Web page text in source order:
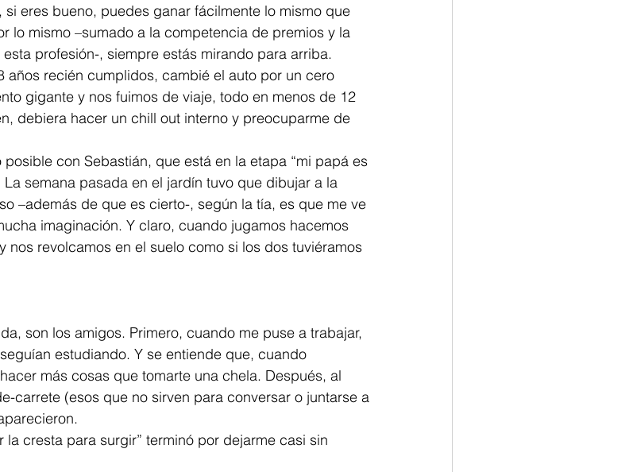
eres bueno, puedes ganar fácilmente lo mismo que
lo mismo –sumado a la competencia de premios y la
profesión-, siempre estás mirando para arriba.
años recién cumplidos, cambié el auto por un cero
gigante y nos fuimos de viaje, todo en menos de 12
debiera hacer un chill out interno y preocuparme de
con Sebastián, que está en la etapa “mi papá es
semana pasada en el jardín tuvo que dibujar a la
–además de que es cierto-, según la tía, es que me ve
imaginación. Y claro, cuando jugamos hacemos
nos revolcamos en el suelo como si los dos tuviéramos
son los amigos. Primero, cuando me puse a trabajar,
estudiando. Y se entiende que, cuando
más cosas que tomarte una chela. Después, al
carrete (esos que no sirven para conversar o juntarse a
la cresta para surgir” terminó por dejarme casi sin